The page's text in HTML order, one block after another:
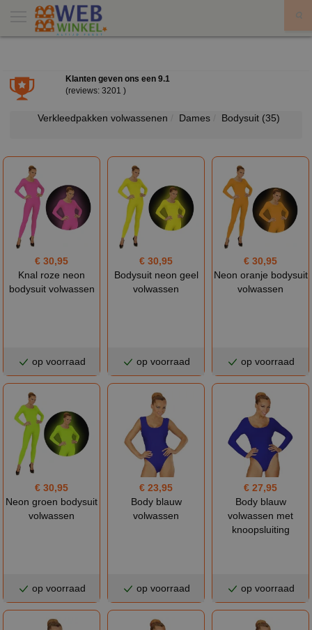
Klanten geven ons een 9.1
(reviews: 3201 )
Verkleedpakken volwassenen Dames Bodysuit (35)
€ 30,95
Knal roze neon
bodysuit volwassen
op voorraad
€ 30,95
Bodysuit neon geel
volwassen
op voorraad
€ 30,95
Neon oranje bodysuit
volwassen
op voorraad
€ 30,95
Neon groen bodysuit
volwassen
op voorraad
€ 23,95
Body blauw
volwassen
op voorraad
€ 27,95
Body blauw
volwassen met
knoopsluiting
op voorraad